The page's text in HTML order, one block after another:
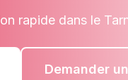
rapide dans le
Demander